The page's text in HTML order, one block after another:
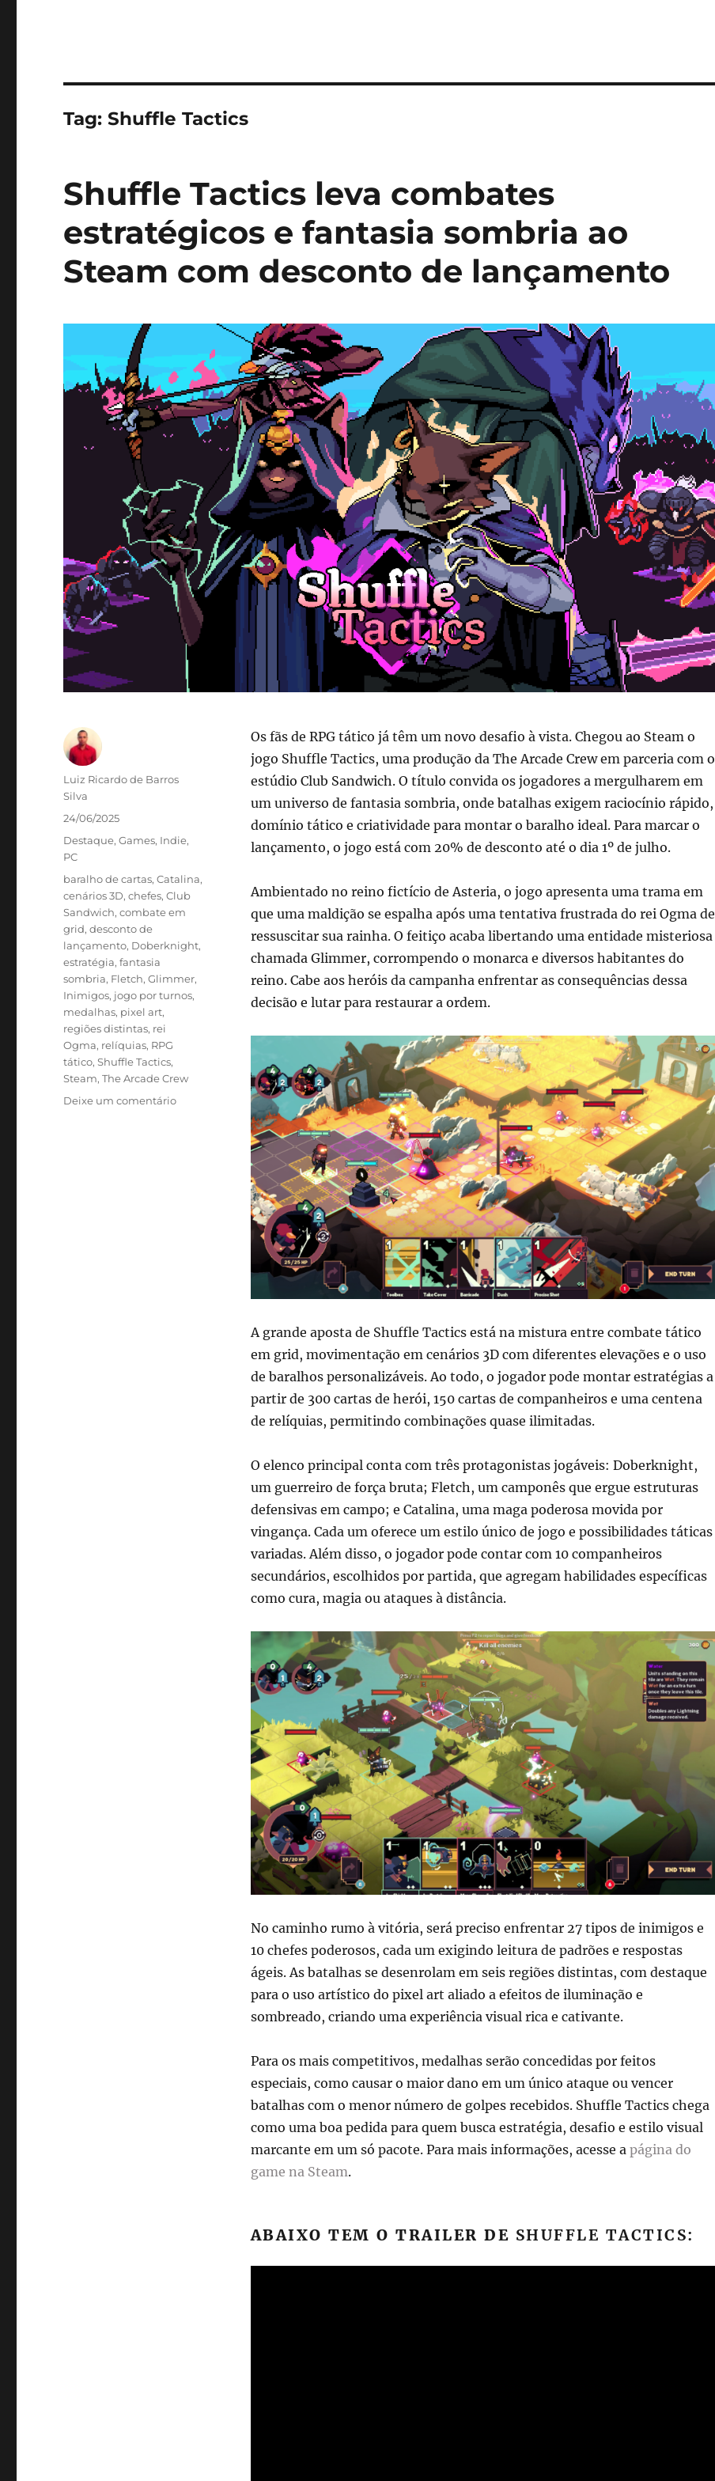
Tag:Shuffle Tactics
Shuffle Tactics leva combates
estratégicos e fantasia sombria ao
Steam com desconto de lançamento
Os fãs de RPG tático já têm um novo desafio à vista. Chegou ao Steam o
jogo Shuffle Tactics, uma produção da The Arcade Crew em parceria com o
estúdio Club Sandwich. O título convida os jogadores a mergulharem em
um universo de fantasia sombria, onde batalhas exigem raciocínio rápido,
domínio tático e criatividade para montar o baralho ideal. Para marcar o
lançamento, o jogo está com 20% de desconto até o dia 1º de julho.
Ambientado no reino fictício de Asteria, o jogo apresenta uma trama em
que uma maldição se espalha após uma tentativa frustrada do rei Ogma de
ressuscitar sua rainha. O feitiço acaba libertando uma entidade misteriosa
chamada Glimmer, corrompendo o monarca e diversos habitantes do
reino. Cabe aos heróis da campanha enfrentar as consequências dessa
decisão e lutar para restaurar a ordem.
A grande aposta de Shuffle Tactics está na mistura entre combate tático
em grid, movimentação em cenários 3D com diferentes elevações e o uso
de baralhos personalizáveis. Ao todo, o jogador pode montar estratégias a
partir de 300 cartas de herói, 150 cartas de companheiros e uma centena
de relíquias, permitindo combinações quase ilimitadas.
O elenco principal conta com três protagonistas jogáveis: Doberknight,
um guerreiro de força bruta; Fletch, um camponês que ergue estruturas
defensivas em campo; e Catalina, uma maga poderosa movida por
vingança. Cada um oferece um estilo único de jogo e possibilidades táticas
variadas. Além disso, o jogador pode contar com 10 companheiros
secundários, escolhidos por partida, que agregam habilidades específicas
como cura, magia ou ataques à distância.
No caminho rumo à vitória, será preciso enfrentar 27 tipos de inimigos e
10 chefes poderosos, cada um exigindo leitura de padrões e respostas
ágeis. As batalhas se desenrolam em seis regiões distintas, com destaque
para o uso artístico do pixel art aliado a efeitos de iluminação e
sombreado, criando uma experiência visual rica e cativante.
Para os mais competitivos, medalhas serão concedidas por feitos
especiais, como causar o maior dano em um único ataque ou vencer
batalhas com o menor número de golpes recebidos. Shuffle Tactics chega
como uma boa pedida para quem busca estratégia, desafio e estilo visual
marcante em um só pacote. Para mais informações, acesse a página do
game na Steam.
ABAIXO TEM O TRAILER DE SHUFFLE TACTICS:
Autor
Luiz Ricardo de Barros
Silva
Publicado
24/06/2025
Categorias
Destaque,Games, Indie,
PC
Tags
baralho de cartas,Catalina,
cenários 3D,chefes,Club
Sandwich,combate em
grid,desconto de
lançamento, Doberknight,
estratégia,fantasia
sombria, Fletch,Glimmer,
Inimigos, jogo por turnos,
medalhas, pixel art,
regiões distintas, rei
Ogma, relíquias, RPG
tático,Shuffle Tactics,
Steam,The Arcade Crew
Deixe um comentárioem